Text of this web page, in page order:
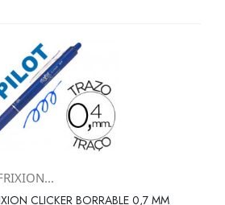
CLICKER BORRABLE 0,7 MM